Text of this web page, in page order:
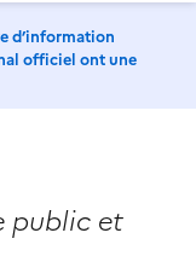
d’information
officiel ont une
public et